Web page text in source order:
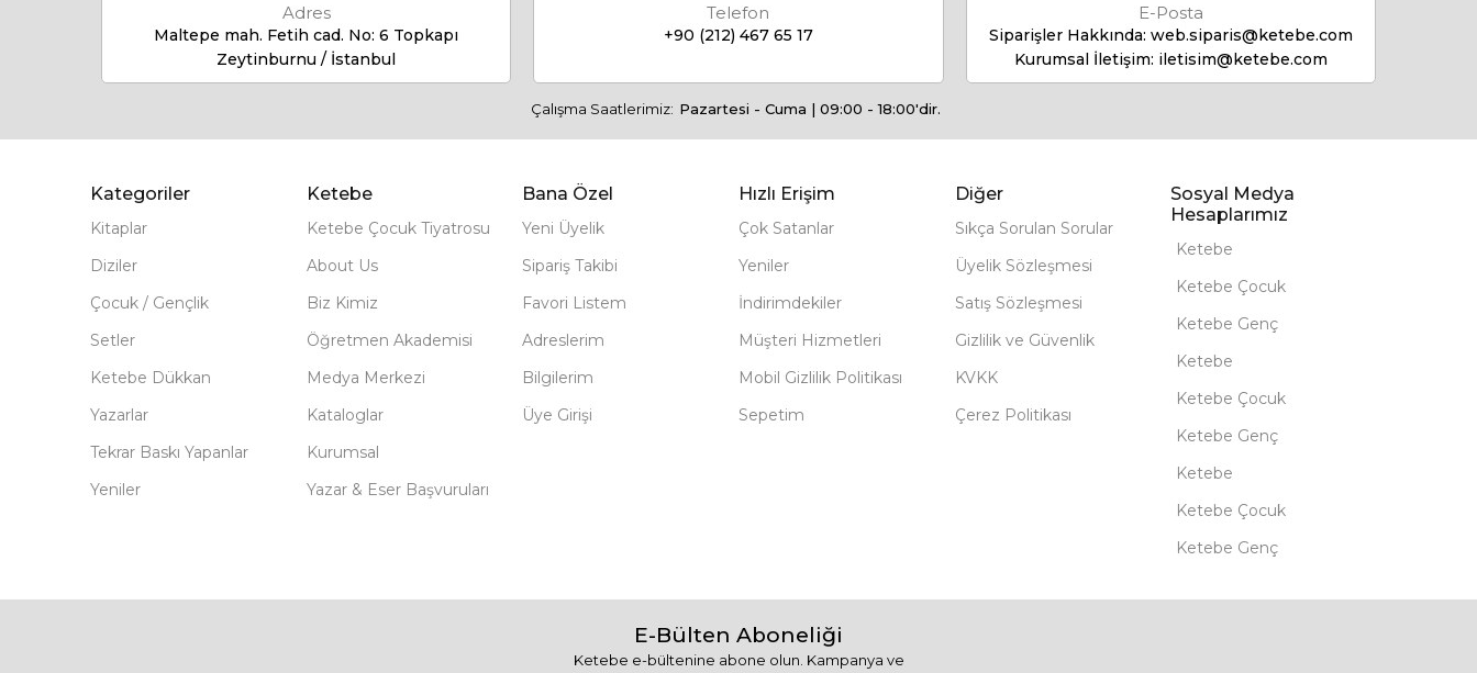
Adres
Maltepe mah. Fetih cad. No: 6 Topkapı
Zeytinburnu / İstanbul
Telefon
+90 (212) 467 65 17
E-Posta
Siparişler Hakkında: web.siparis@ketebe.com
Kurumsal İletişim: iletisim@ketebe.com
Çalışma Saatlerimiz: Pazartesi - Cuma | 09:00 - 18:00'dir.
Kategoriler
Kitaplar
Diziler
Çocuk / Gençlik
Setler
Ketebe Dükkan
Yazarlar
Tekrar Baskı Yapanlar
Yeniler
Ketebe
Ketebe Çocuk Tiyatrosu
About Us
Biz Kimiz
Öğretmen Akademisi
Medya Merkezi
Kataloglar
Kurumsal
Yazar & Eser Başvuruları
Bana Özel
Yeni Üyelik
Sipariş Takibi
Favori Listem
Adreslerim
Bilgilerim
Üye Girişi
Hızlı Erişim
Çok Satanlar
Yeniler
İndirimdekiler
Müşteri Hizmetleri
Mobil Gizlilik Politikası
Sepetim
Diğer
Sıkça Sorulan Sorular
Üyelik Sözleşmesi
Satış Sözleşmesi
Gizlilik ve Güvenlik
KVKK
Çerez Politikası
Sosyal Medya
Hesaplarımız
Ketebe
Ketebe Çocuk
Ketebe Genç
Ketebe
Ketebe Çocuk
Ketebe Genç
Ketebe
Ketebe Çocuk
Ketebe Genç
E-Bülten Aboneliği
Ketebe e-bültenine abone olun. Kampanya ve